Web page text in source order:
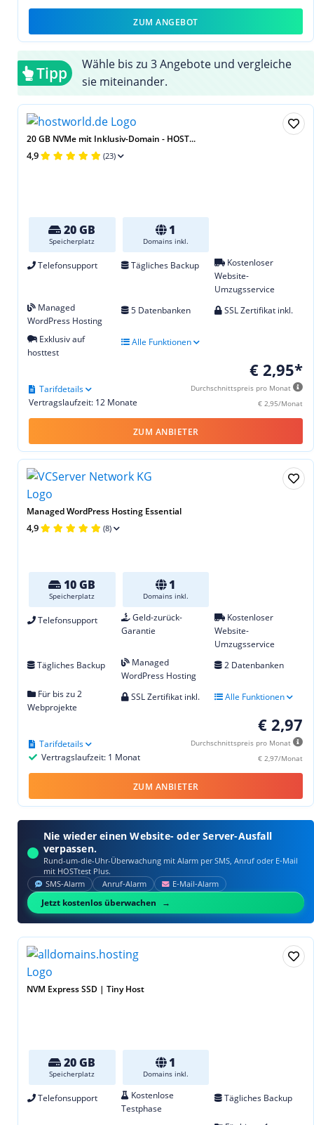
ZUM ANGEBOT
Tipp
Wähle bis zu 3 Angebote und vergleiche
sie miteinander.
20 GB NVMe mit Inklusiv-Domain - HOST...
4,9 (23)
20 GB
Speicherplatz
1
Domains inkl.
Telefonsupport Tägliches Backup
Kostenloser
Website-
Umzugsservice
Managed
WordPress Hosting
5 Datenbanken SSL Zertifikat inkl.
Exklusiv auf
hosttest
Alle Funktionen
€ 2,95*
Durchschnittspreis pro Monat
€ 2,95/Monat
Vertragslaufzeit: 12 Monate
Tarifdetails
ZUM ANBIETER
Managed WordPress Hosting Essential
4,9 (8)
10 GB
Speicherplatz
1
Domains inkl.
Telefonsupport
Geld-zurück-
Garantie
Kostenloser
Website-
Umzugsservice
Tägliches Backup
Managed
WordPress Hosting
2 Datenbanken
Für bis zu 2
Webprojekte
SSL Zertifikat inkl. Alle Funktionen
€ 2,97
Durchschnittspreis pro Monat
€ 2,97/Monat
Vertragslaufzeit: 1 Monat
Tarifdetails
ZUM ANBIETER
Nie wieder einen Website- oder Server-Ausfall
verpassen.
Rund-um-die-Uhr-Überwachung mit Alarm per SMS, Anruf oder E‑Mail
mit HOSTtest Plus.
SMS‑Alarm Anruf‑Alarm E‑Mail‑Alarm
Jetzt kostenlos überwachen
NVM Express SSD | Tiny Host
20 GB
Speicherplatz
1
Domains inkl.
Telefonsupport
Kostenlose
Testphase
Tägliches Backup